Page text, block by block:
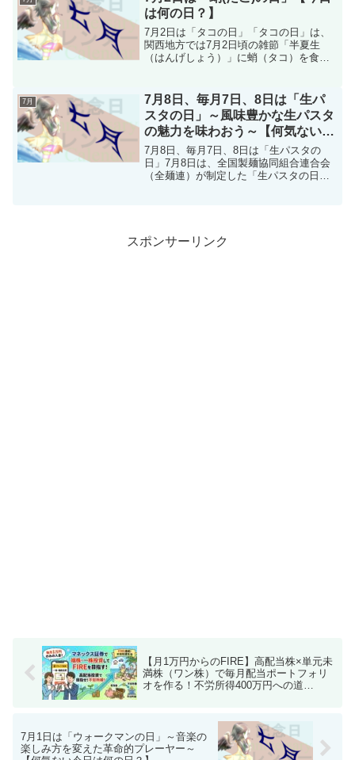
課題となっています...
は何の日？】
7月2日は「タコの日」「タコの日」は、
関西地方では7月2日頃の雑節「半夏生
（はんげしょう）」に蛸（タコ）を食べ
の吸盤のように大地にしっかり根付くよ
うにという願いが込めら...
7月
7月8日、毎月7日、8日は「生パ
スタの日」～風味豊かな生パスタ
の魅力を味わおう～【何気ない今
日は何の日？】
7月8日、毎月7日、8日は「生パスタの
日」7月8日は、全国製麺協同組合連合会
（全麺連）が制定した「生パスタの日」
スポンサーリンク
【月1万円からのFIRE】高配当株×単元未
満株（ワン株）で毎月配当ポートフォリ
オを作る！不労所得400万円への道
7月1日は「ウォークマンの日」～音楽の
楽しみ方を変えた革命的プレーヤー～